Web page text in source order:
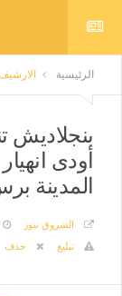
الرئيسية
بنجلاديش
المدينة
الشروق نيوز
تبليغ
حذف